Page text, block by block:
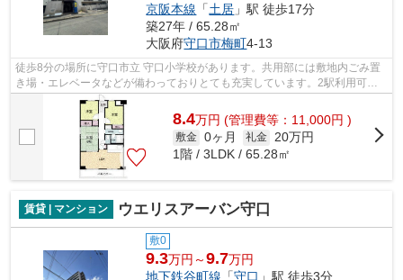
京阪本線 「土居 」駅 徒歩17分
築27年 / 65.28㎡
大阪府守口市梅町4-13
徒歩8分の場所に守口市立 守口小学校があります。共用部には敷地内ごみ置
き場・エレベータなどが備わっておりとても充実しています。2駅利用可能
な物件なので、交通経路を選ぶことがで...
8.4万円 (管理費等：11,000円 )
敷金 0ヶ月 礼金 20万円
1階 / 3LDK / 65.28㎡
賃貸 | マンション ウエリスアーバン守口
敷0
9.3万円～9.7万円
地下鉄谷町線 「守口 」駅 徒歩3分